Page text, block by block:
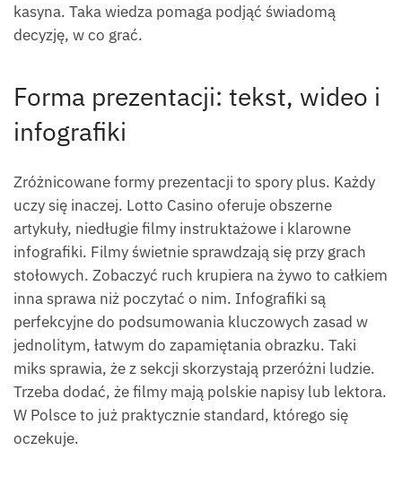
kasyna. Taka wiedza pomaga podjąć świadomą
decyzję, w co grać.
Forma prezentacji: tekst, wideo i
infografiki
Zróżnicowane formy prezentacji to spory plus. Każdy
uczy się inaczej. Lotto Casino oferuje obszerne
artykuły, niedługie filmy instruktażowe i klarowne
infografiki. Filmy świetnie sprawdzają się przy grach
stołowych. Zobaczyć ruch krupiera na żywo to całkiem
inna sprawa niż poczytać o nim. Infografiki są
perfekcyjne do podsumowania kluczowych zasad w
jednolitym, łatwym do zapamiętania obrazku. Taki
miks sprawia, że z sekcji skorzystają przeróżni ludzie.
Trzeba dodać, że filmy mają polskie napisy lub lektora.
W Polsce to już praktycznie standard, którego się
oczekuje.